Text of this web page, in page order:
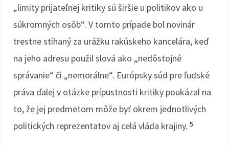
„limity prijateľnej kritiky sú širšie u politikov ako u
súkromných osôb“. V tomto prípade bol novinár
trestne stíhaný za urážku rakúskeho kancelára, keď
na jeho adresu použil slová ako „nedôstojné
správanie“ či „nemorálne“. Európsky súd pre ľudské
práva ďalej v otázke prípustnosti kritiky poukázal na
to, že jej predmetom môže byť okrem jednotlivých
politických reprezentatov aj celá vláda krajiny. 5